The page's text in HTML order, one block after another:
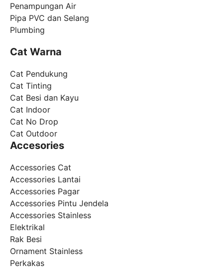
Penampungan Air
Pipa PVC dan Selang
Plumbing
Cat Warna
Cat Pendukung
Cat Tinting
Cat Besi dan Kayu
Cat Indoor
Cat No Drop
Cat Outdoor
Accesories
Accessories Cat
Accessories Lantai
Accessories Pagar
Accessories Pintu Jendela
Accessories Stainless
Elektrikal
Rak Besi
Ornament Stainless
Perkakas